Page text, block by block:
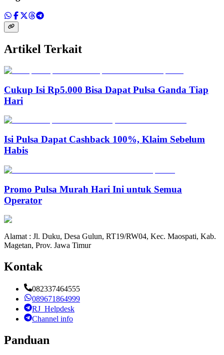
Artikel Terkait
Cukup Isi Rp5.000 Bisa Dapat Pulsa Ganda Tiap
Hari
Isi Pulsa Dapat Cashback 100%, Klaim Sebelum
Habis
Promo Pulsa Murah Hari Ini untuk Semua
Operator
Alamat : Jl. Duku, Desa Gulun, RT19/RW04, Kec. Maospati, Kab.
Magetan, Prov. Jawa Timur
Kontak
082337464555
089671864999
RJ_Helpdesk
Channel info
Panduan